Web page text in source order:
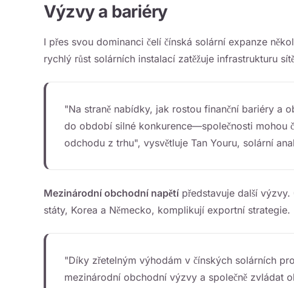
Výzvy a bariéry
I přes svou dominanci čelí čínská solární expanze
rychlý růst solárních instalací zatěžuje infrastrukturu
"Na straně nabídky, jak rostou finanční bariéry a
do období silné konkurence—společnosti mohou
odchodu z trhu", vysvětluje Tan Youru, solární
Mezinárodní obchodní napětí představuje další
státy, Korea a Německo, komplikují exportní strategie.
"Díky zřetelným výhodám v čínských solárních
mezinárodní obchodní výzvy a společně zvládat